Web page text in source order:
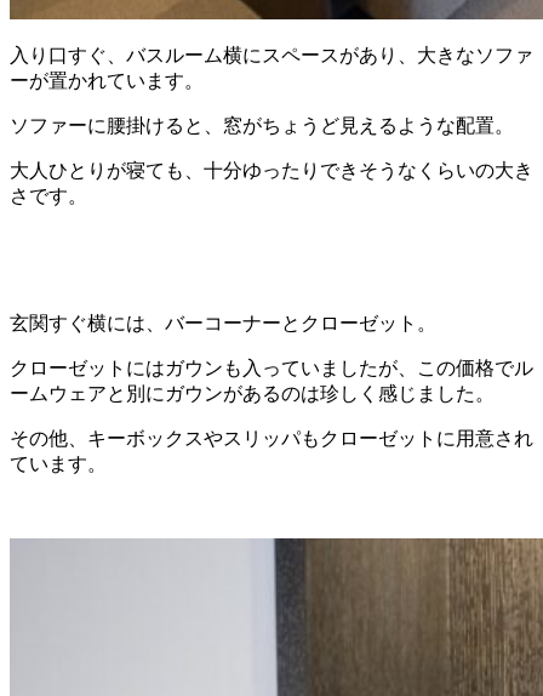
入り口すぐ、バスルーム横にスペースがあり、大きなソファ
ーが置かれています。
ソファーに腰掛けると、窓がちょうど見えるような配置。
大人ひとりが寝ても、十分ゆったりできそうなくらいの大き
さです。
玄関すぐ横には、バーコーナーとクローゼット。
クローゼットにはガウンも入っていましたが、この価格でル
ームウェアと別にガウンがあるのは珍しく感じました。
その他、キーボックスやスリッパもクローゼットに用意され
ています。